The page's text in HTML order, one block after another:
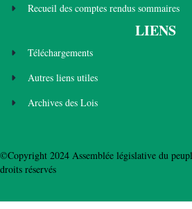
Recueil des comptes rendus sommaires
LIENS
Téléchargements
Autres liens utiles
Archives des Lois
©Copyright 2024 Assemblée législative du
droits réservés